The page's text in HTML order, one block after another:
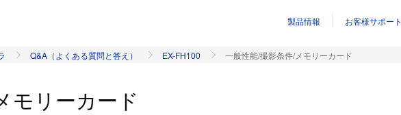
製品情報 お客様サポート
Q&A（よくある質問と答え） EX-FH100 一般性能/撮影条件/メモリーカード
モリーカード